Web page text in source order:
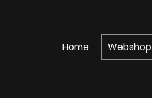
Home Webshop